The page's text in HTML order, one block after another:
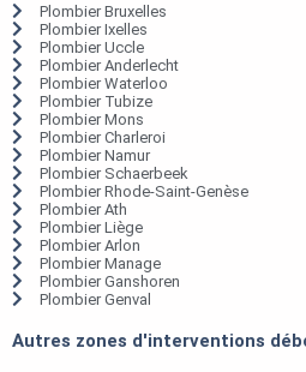
Plombier Bruxelles
Plombier Ixelles
Plombier Uccle
Plombier Anderlecht
Plombier Waterloo
Plombier Tubize
Plombier Mons
Plombier Charleroi
Plombier Namur
Plombier Schaerbeek
Plombier Rhode-Saint-Genèse
Plombier Ath
Plombier Liège
Plombier Arlon
Plombier Manage
Plombier Ganshoren
Plombier Genval
Autres zones d'interventions